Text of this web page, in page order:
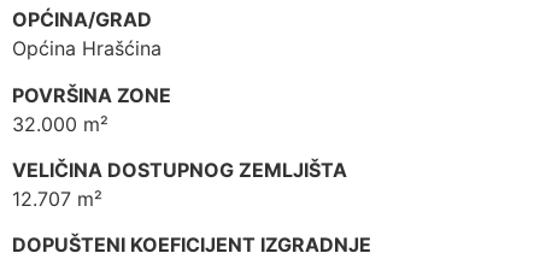
OPĆINA/GRAD
Općina Hrašćina
POVRŠINA ZONE
32.000 m²
VELIČINA DOSTUPNOG ZEMLJIŠTA
12.707 m²
DOPUŠTENI KOEFICIJENT IZGRADNJE